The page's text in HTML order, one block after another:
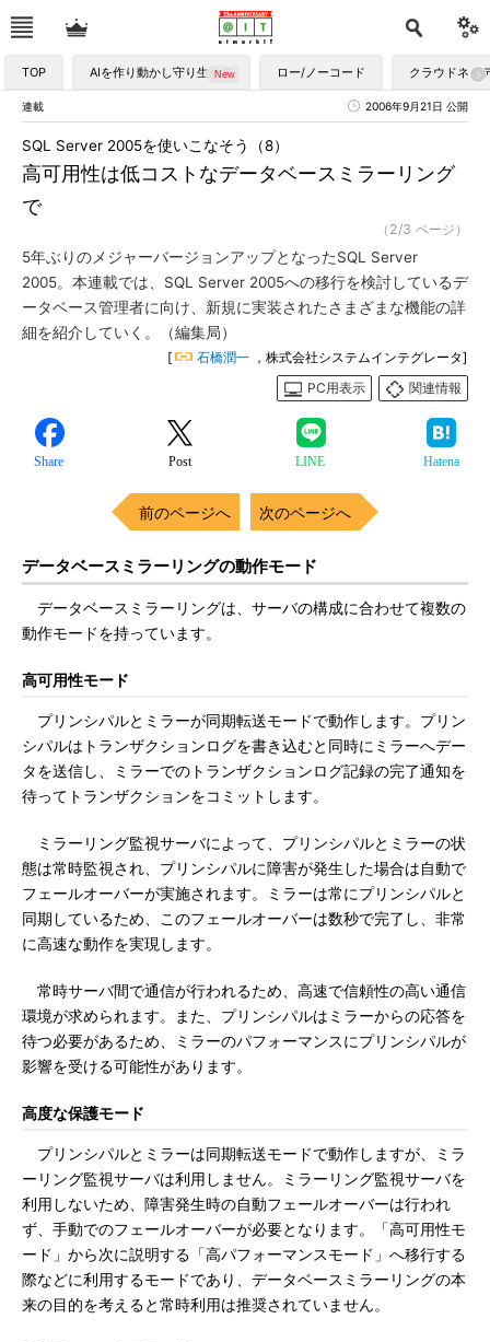
TOP AIを作り動かし守り生かす ロー/ノーコード クラウドネイ
連載 2006年9月21日 公開
高可用性は低コストなデータベースミラーリング
で
SQL Server 2005を使いこなそう（8）
（2/3 ページ）
5年ぶりのメジャーバージョンアップとなったSQL Server
2005。本連載では、SQL Server 2005への移行を検討しているデ
ータベース管理者に向け、新規に実装されたさまざまな機能の詳
細を紹介していく。（編集局）
[ 石橋潤一 ，株式会社システムインテグレータ]
PC用表示
関連情報
Share Post LINE Hatena
前のページへ 次のページへ
データベースミラーリングの動作モード
データベースミラーリングは、サーバの構成に合わせて複数の
動作モードを持っています。
高可用性モード
プリンシパルとミラーが同期転送モードで動作します。プリン
シパルはトランザクションログを書き込むと同時にミラーへデー
タを送信し、ミラーでのトランザクションログ記録の完了通知を
待ってトランザクションをコミットします。
ミラーリング監視サーバによって、プリンシパルとミラーの状
態は常時監視され、プリンシパルに障害が発生した場合は自動で
フェールオーバーが実施されます。ミラーは常にプリンシパルと
同期しているため、このフェールオーバーは数秒で完了し、非常
に高速な動作を実現します。
常時サーバ間で通信が行われるため、高速で信頼性の高い通信
環境が求められます。また、プリンシパルはミラーからの応答を
待つ必要があるため、ミラーのパフォーマンスにプリンシパルが
影響を受ける可能性があります。
高度な保護モード
プリンシパルとミラーは同期転送モードで動作しますが、ミラ
ーリング監視サーバは利用しません。ミラーリング監視サーバを
利用しないため、障害発生時の自動フェールオーバーは行われ
ず、手動でのフェールオーバーが必要となります。「高可用性モ
ード」から次に説明する「高パフォーマンスモード」へ移行する
際などに利用するモードであり、データベースミラーリングの本
来の目的を考えると常時利用は推奨されていません。